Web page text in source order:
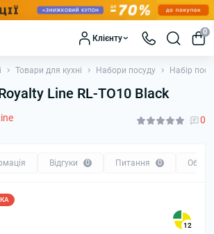
Клієнту
0
Товари для кухні Набори посуду Набір
Line RL-TO10 Black
0
Відгуки 0 Питання 0 Обмін
12